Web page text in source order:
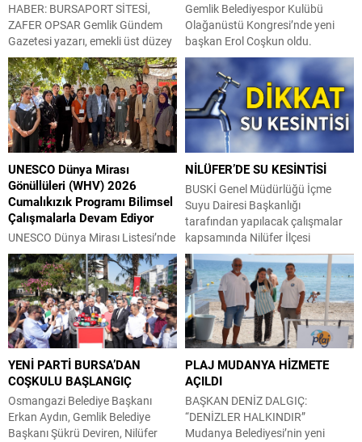
HABER: BURSAPORT SİTESİ,
ZAFER OPSAR Gemlik Gündem
Gazetesi yazarı, emekli üst düzey
bürokrat ve eski profesyonel
futbolcu Erol Gürçay 85 yaşında
hayatını kaybetti. Türkiye Gübre
Sanayii Anonim Şirketi (TÜGSAŞ)
Genel Müdür Yardımcılığından
emekli olduktan sonra Gemlik
Körfez ve Gemlik Gündem
gazetelerinde yaklaşık 25 yıldır
köşe yazarlığı yapan Çağdaş
Gazeteciler Derneği...
Gemlik Belediyespor Kulübü
Olağanüstü Kongresi’nde yeni
başkan Erol Coşkun oldu.
Kongreye Gemlik Belediye
Başkanı Şükrü Deviren, Belediye
Başkan Yardımcısı Durmuş Uslu,
Gemlik Belediyespor Kulübü
üyeleri ve antrenörlerin yanı sıra
Yeni Parti Gemlik İlçe Başkanı
Servet Pehlivan ile partililer katıldı.
Cemil Meriç Kültür Merkezi’ndeki
kongrede divan kurulu oy birliğiyle
Asiye Erman,...
UNESCO Dünya Mirası
Gönüllüleri (WHV) 2026
Cumalıkızık Programı Bilimsel
Çalışmalarla Devam Ediyor
UNESCO Dünya Mirası Listesi’nde
yer alan “Bursa ve Cumalıkızık:
Osmanlı İmparatorluğu’nun
Doğuşu” Dünya Miras Alanı,
UNESCO Dünya Mirası Gönüllüleri
(WHV) 2026 Cumalıkızık
Programı kapsamında
gerçekleştirilen Yaz Okulu ile
akademik bilgi, uygulamalı eğitim
ve saha araştırmalarını bir araya
getiriyor. İş, Örgüt ve Endüstri
Psikologları Derneği (IOCP),
Bursa UNESCO Derneği, UNESCO
NİLÜFER’DE SU KESİNTİSİ
BUSKİ Genel Müdürlüğü İçme
Suyu Dairesi Başkanlığı
tarafından yapılacak çalışmalar
kapsamında Nilüfer İlçesi
Doğanköy Mahallesi ve civarında
06 Ağustos 2026 tarihinde 09:00
– 18:00 saatleri arasında su
kesintisi yapılacaktır.
Vatandaşların tedbirli olması rica
olunur.
YENİ PARTİ BURSA’DAN
COŞKULU BAŞLANGIÇ
Osmangazi Belediye Başkanı
Erkan Aydın, Gemlik Belediye
Başkanı Şükrü Deviren, Nilüfer
PLAJ MUDANYA HİZMETE
AÇILDI
BAŞKAN DENİZ DALGIÇ:
“DENİZLER HALKINDIR”
Mudanya Belediyesi’nin yeni